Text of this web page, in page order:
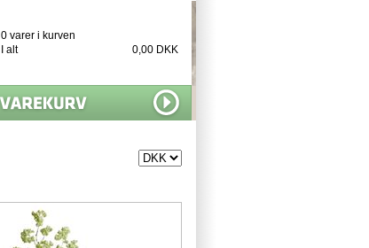
0 varer i kurven
I alt
0,00 DKK